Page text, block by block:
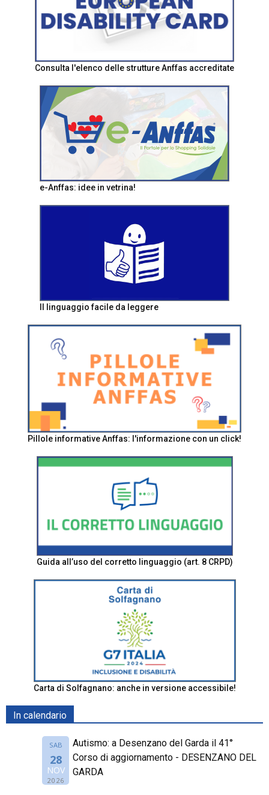
Consulta l'elenco delle strutture Anffas accreditate
e-Anffas: idee in vetrina!
Il linguaggio facile da leggere
Pillole informative Anffas: l'informazione con un click!
Guida all’uso del corretto linguaggio (art. 8 CRPD)
Carta di Solfagnano: anche in versione accessibile!
In calendario
SAB
28
NOV
2026
Autismo: a Desenzano del Garda il 41°
Corso di aggiornamento - DESENZANO DEL
GARDA